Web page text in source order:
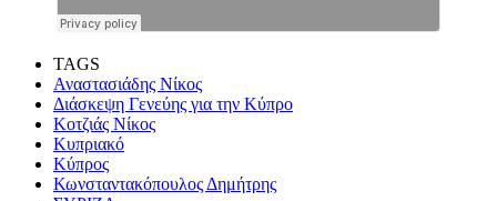
TAGS
Αναστασιάδης Νίκος
Διάσκεψη Γενεύης για την Κύπρο
Κοτζιάς Νίκος
Κυπριακό
Κύπρος
Κωνσταντακόπουλος Δημήτρης